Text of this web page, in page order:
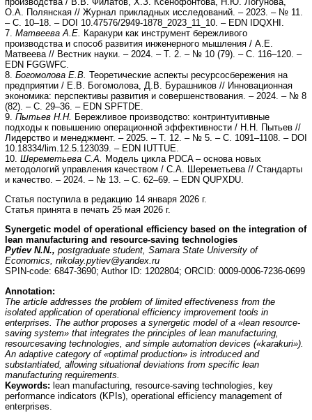
О.А. Полянская // Журнал прикладных исследований. – 2023. – № 11.
– С. 10–18. – DOI 10.47576/2949-1878_2023_11_10. – EDN IDQXHI.
7. Матвеева А.Е.
Каракури как инструмент бережливого
производства и способ развития инженерного мышления / А.Е.
Матвеева // Вестник науки. – 2024. – Т. 2. – № 10 (79). – С. 116–120. –
EDN FGGWFC.
8. Богомолова Е.В. Теоретические аспекты ресурсосбережения на
предприятии / Е.В. Богомолова, Д.В. Бурашников // Инновационная
экономика: перспективы развития и совершенствования. – 2024. – № 8
(82). – С. 29–36. – EDN SPFTDE.
9. Пытьев Н.Н. Бережливое производство: контринтуитивные
подходы к повышению операционной эффективности / Н.Н. Пытьев //
Лидерство и менеджмент. – 2025. – Т. 12. – № 5. – С. 1091–1108. – DOI
10.18334/lim.12.5.123039. – EDN IUTTUE.
10. Шереметьева С.А.
Модель цикла PDCA – основа новых
методологий управления качеством / С.А. Шереметьева // Стандарты
и качество. – 2024. – № 13. – С. 62–69. – EDN QUPXDU.
Статья поступила в редакцию 14 января 2026 г.
Статья принята в печать 25 мая 2026 г.
Synergetic model of operational efficiency based on the integration of
lean manufacturing and resource-saving technologies
Pytiev N.N., postgraduate student, Samara State University of
Economics, nikolay.pytiev@yandex.ru
SPIN-code: 6847-3690; Author ID: 1202804; ORCID: 0009-0006-7236-0699
Annotation:
The article addresses the problem of limited effectiveness from the
isolated application of operational efficiency improvement tools in
enterprises. The author proposes a synergetic model of a «lean resource-
saving system» that integrates the principles of lean manufacturing,
resourcesaving technologies, and simple automation devices («karakuri»).
An adaptive category of «optimal production» is introduced and
substantiated, allowing situational deviations from specific lean
manufacturing requirements.
Keywords: lean manufacturing, resource-saving technologies, key
performance indicators (KPIs), operational efficiency management of
enterprises.